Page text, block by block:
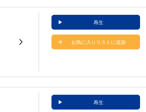
再生
お気に入りリストに追加
再生